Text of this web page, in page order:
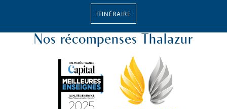
ITINÉRAIRE
Nos récompenses Thalazur